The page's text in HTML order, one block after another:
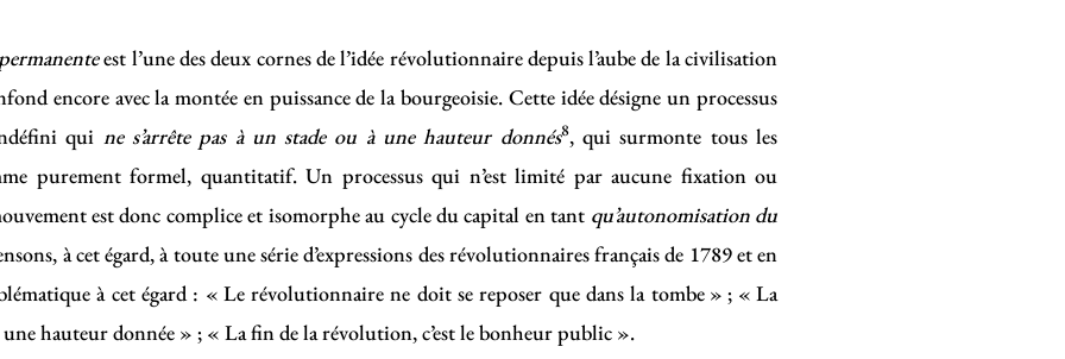
est l’une des deux cornes de l’idée révolutionnaire depuis l’aube de la civilisation
encore avec la montée en puissance de la bourgeoisie. Cette idée désigne un processus
qui ne s’arrête pas à un stade ou à une hauteur donnés8, qui surmonte tous les
purement formel, quantitatif. Un processus qui n’est limité par aucune fixation ou
est donc complice et isomorphe au cycle du capital en tant qu’autonomisation du
à cet égard, à toute une série d’expressions des révolutionnaires français de 1789 et en
à cet égard : « Le révolutionnaire ne doit se reposer que dans la tombe » ; « La
hauteur donnée » ; « La fin de la révolution, c’est le bonheur public ».